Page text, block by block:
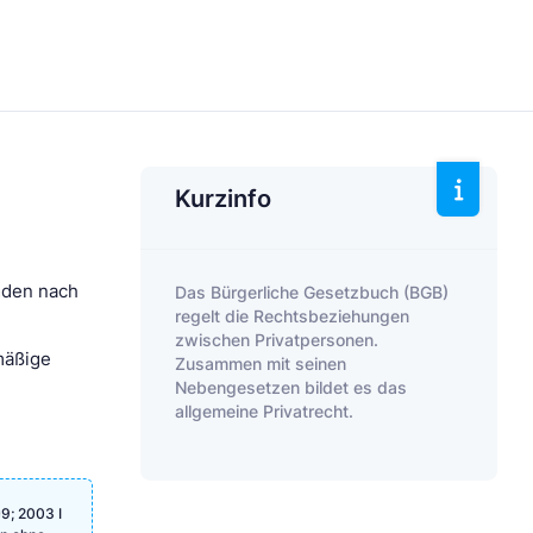
nach
2003 I
Kurzinfo
Das Bürgerliche Gesetzbuch (BGB)
regelt die Rechtsbeziehungen
zwischen Privatpersonen.
Zusammen mit seinen
Nebengesetzen bildet es das
allgemeine Privatrecht.